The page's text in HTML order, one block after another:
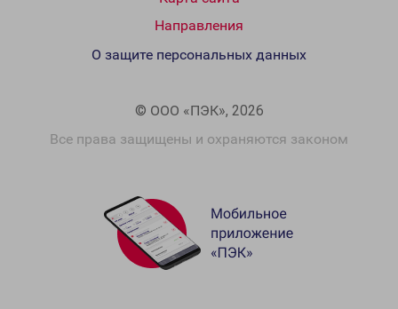
Направления
© ООО «ПЭК», 2026
Все права защищены и охраняются законом
О защите персональных данных